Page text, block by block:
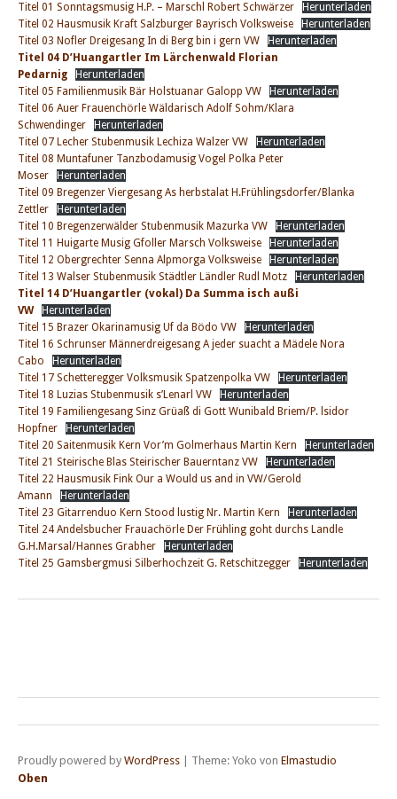
Titel 01 Sonntagsmusig H.P. – Marschl Robert Schwärzer
Herunterladen
Titel 02 Hausmusik Kraft Salzburger Bayrisch Volksweise
Herunterladen
Titel 03 Nofler Dreigesang In di Berg bin i gern VW
Herunterladen
Titel 04 D’Huangartler Im Lärchenwald Florian
Pedarnig
Herunterladen
Titel 05 Familienmusik Bär Holstuanar Galopp VW
Herunterladen
Titel 06 Auer Frauenchörle Wäldarisch Adolf Sohm/Klara
Schwendinger
Herunterladen
Titel 07 Lecher Stubenmusik Lechiza Walzer VW
Herunterladen
Titel 08 Muntafuner Tanzbodamusig Vogel Polka Peter
Moser
Herunterladen
Titel 09 Bregenzer Viergesang As herbstalat H.Frühlingsdorfer/Blanka
Zettler
Herunterladen
Titel 10 Bregenzerwälder Stubenmusik Mazurka VW
Herunterladen
Titel 11 Huigarte Musig Gfoller Marsch Volksweise
Herunterladen
Titel 12 Obergrechter Senna Alpmorga Volksweise
Herunterladen
Titel 13 Walser Stubenmusik Städtler Ländler Rudl Motz
Herunterladen
Titel 14 D’Huangartler (vokal) Da Summa isch außi
VW
Herunterladen
Titel 15 Brazer Okarinamusig Uf da Bödo VW
Herunterladen
Titel 16 Schrunser Männerdreigesang A jeder suacht a Mädele Nora
Cabo
Herunterladen
Titel 17 Schetteregger Volksmusik Spatzenpolka VW
Herunterladen
Titel 18 Luzias Stubenmusik s’Lenarl VW
Herunterladen
Titel 19 Familiengesang Sinz Grüaß di Gott Wunibald Briem/P. lsidor
Hopfner
Herunterladen
Titel 20 Saitenmusik Kern Vor’m Golmerhaus Martin Kern
Herunterladen
Titel 21 Steirische Blas Steirischer Bauerntanz VW
Herunterladen
Titel 22 Hausmusik Fink Our a Would us and in VW/Gerold
Amann
Herunterladen
Titel 23 Gitarrenduo Kern Stood lustig Nr. Martin Kern
Herunterladen
Titel 24 Andelsbucher Frauachörle Der Frühling goht durchs Landle
G.H.Marsal/Hannes Grabher
Herunterladen
Titel 25 Gamsbergmusi Silberhochzeit G. Retschitzegger
Herunterladen
Proudly powered by WordPress Theme: Yoko von Elmastudio
Oben